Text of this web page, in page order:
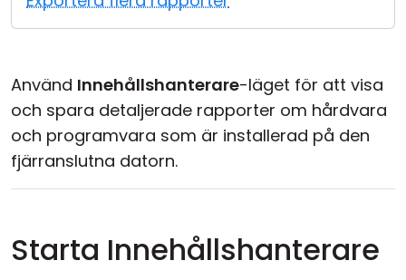
Använd Innehållshanterare-läget för att visa
och spara detaljerade rapporter om hårdvara
och programvara som är installerad på den
fjärranslutna datorn.
Starta Innehållshanterare
Moln & Lokal installation